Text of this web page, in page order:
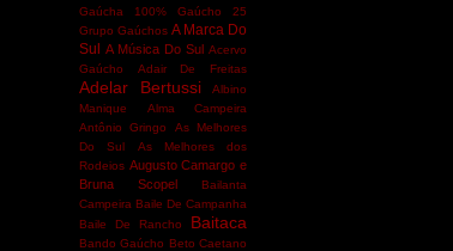
Gaúcha
100% Gaúcho
25
Grupo Gaúchos A Marca Do
Sul
A Música Do Sul Acervo
Gaúcho
Adair De Freitas
Adelar Bertussi
Albino
Manique
Alma Campeira
Antônio Gringo
As Melhores
Do Sul
As Melhores dos
Rodeios Augusto Camargo e
Bruna Scopel
Bailanta
Campeira Baile De Campanha
Baile De Rancho
Baitaca
Bando Gaúcho Beto Caetano